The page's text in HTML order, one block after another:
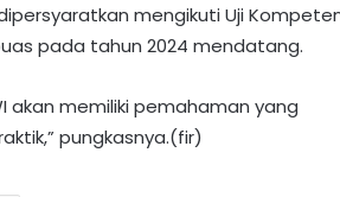
mengikuti Uji
pada tahun 2024 mendatang.
akan memiliki pemahaman yang
pungkasnya.(fir)
atas Keberhasilan Amankan Pilkada